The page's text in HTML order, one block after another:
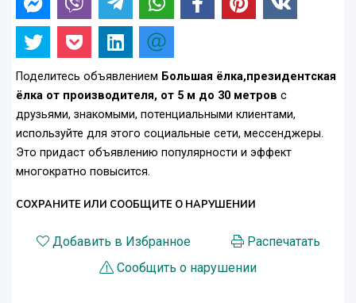
Поделитесь объявлением Большая ёлка,президентская
ёлка от производителя, от 5 м до 30 метров с
друзьями, знакомыми, потенциальными клиентами,
используйте для этого социальные сети, мессенджеры.
Это придаст объявлению популярности и эффект
многократно повысится.
СОХРАНИТЕ ИЛИ СООБЩИТЕ О НАРУШЕНИИ
Добавить в Избранное
Распечатать
Сообщить о нарушении